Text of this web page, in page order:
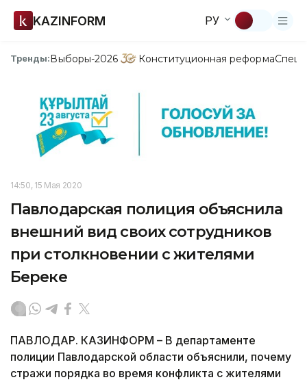
KAZINFORM РУ
Тренды:Выборы-2026 Конституционная реформа
14:50, 15 Мая 2020
Павлодарская полиция объяснила
внешний вид своих сотрудников
при столкновении с жителями
Береке
ПАВЛОДАР. КАЗИНФОРМ – В департаменте
полиции Павлодарской области объяснили, почему
стражи порядка во время конфликта с жителями